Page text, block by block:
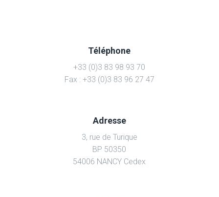
Téléphone
+33 (0)3 83 98 93 70
Fax : +33 (0)3 83 96 27 47
Adresse
3, rue de Turique
BP 50350
54006 NANCY Cedex